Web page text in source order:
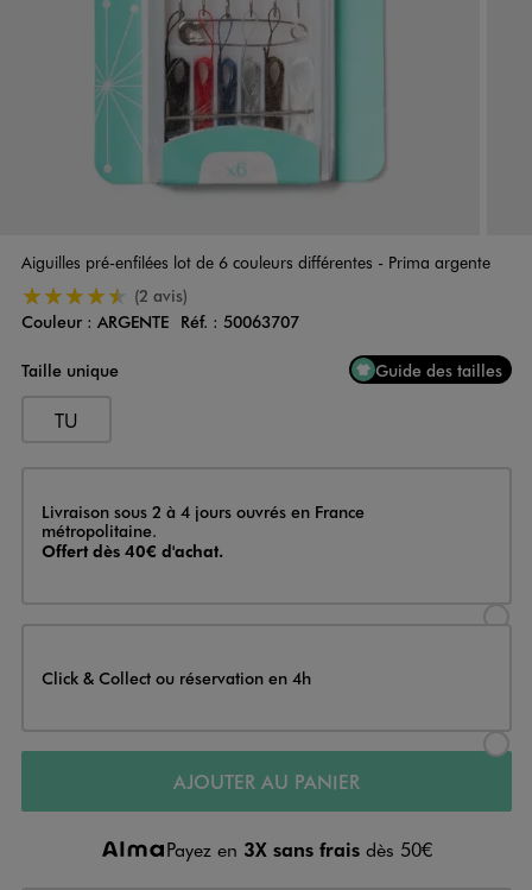
Aiguilles pré-enfilées lot de 6 couleurs différentes - Prima argente
4.5/5 de moyenne
(2 avis)
Couleur
Couleur : ARGENTE Réf. : 50063707
Taille unique
Guide des tailles
TU
Livraison
Livraison sous 2 à 4 jours ouvrés en France
métropolitaine.
Offert dès 40€ d'achat.
Click & Collect ou réservation en 4h
AJOUTER AU PANIER
Payez en 3X sans frais dès 50€